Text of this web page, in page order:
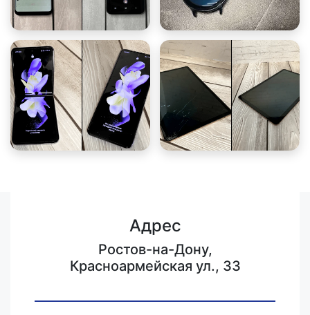
Адрес
Ростов-на-Дону,
Красноармейская ул., 33